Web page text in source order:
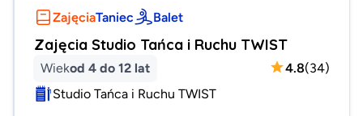
ZajęciaTaniec Balet
Zajęcia Studio Tańca i Ruchu TWIST
Wiekod 4 do 12 lat 4.8(34)
Studio Tańca i Ruchu TWIST